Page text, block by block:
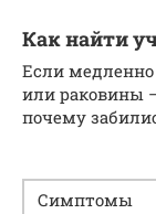
Как найти
Если медленно
или раковины
почему
Симптомы